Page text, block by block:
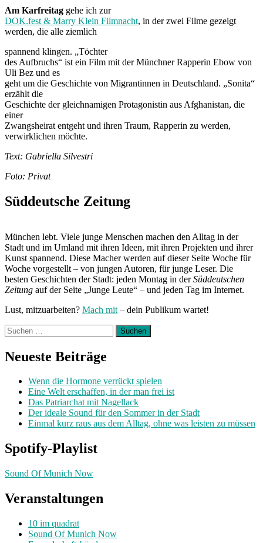
Am Karfreitag gehe ich zur
DOK.fest & Marry Klein Filmnacht, in der zwei Filme gezeigt
werden, die alle ziemlich
spannend klingen. „Töchter
des Aufbruchs“ ist ein Film mit der Münchner Rapperin Ebow von
Uli Bez und es
geht um die Geschichte von Migrantinnen in Deutschland. „Sonita“
erzählt die
Geschichte der gleichnamigen Protagonistin aus Afghanistan, die
einer
Zwangsheirat entgeht und ihren Traum, Rapperin zu werden,
verwirklichen möchte.
Text: Gabriella Silvestri
Foto: Privat
Süddeutsche Zeitung
München lebt. Viele junge Menschen machen den Alltag in der
Stadt und im Umland mit ihren Ideen, mit ihren Projekten und ihrer
Kunst spannend. Diese Macher werden auf dieser Seite Woche für
Woche vorgestellt – von jungen Autoren, für junge Leser. Die
besten Geschichten der Stadt: jeden Montag in derSüddeutschen
Zeitung auf der Seite „Junge Leute“ – und jeden Tag im Internet.
Lust, mitzuarbeiten? Mach mit – dein Publikum wartet!
Suchen
nach:
Neueste Beiträge
Wenn die Hormone verrückt spielen
Eine Welt erschaffen, in der man frei ist
Das Patriarchat mit Nagellack
Der ideale Sound für den Sommer in der Stadt
Einmal kurz raus aus dem Alltag, ohne was leisten zu müssen
Spotify-Playlist
Sound Of Munich Now
Veranstaltungen
10 im quadrat
Sound Of Munich Now